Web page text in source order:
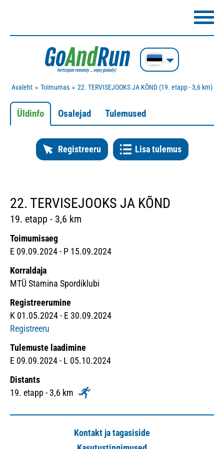
Avaleht Toimumas 22. TERVISEJOOKS JA KÕND (19. etapp - 3,6 km)
Üldinfo Osalejad Tulemused
Registreeru Lisa tulemus
22. TERVISEJOOKS JA KÕND
19. etapp - 3,6 km
Toimumisaeg
E 09.09.2024 - P 15.09.2024
Korraldaja
MTÜ Stamina Spordiklubi
Registreerumine
K 01.05.2024 - E 30.09.2024
Registreeru
Tulemuste laadimine
E 09.09.2024 - L 05.10.2024
Distants
19. etapp - 3,6 km
Kontakt ja tagasiside